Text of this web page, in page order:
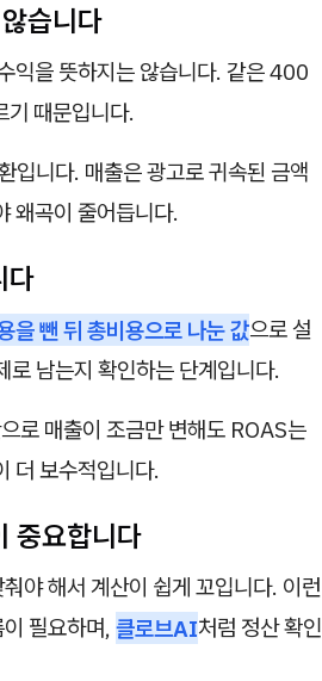
습니다
익을 뜻하지는 않습니다. 같은 400
기 때문입니다.
입니다. 매출은 광고로 귀속된 금액
왜곡이 줄어듭니다.
다
을 뺀 뒤 총비용으로 나눈 값으로 설
남는지 확인하는 단계입니다.
로 매출이 조금만 변해도 ROAS는
더 보수적입니다.
중요합니다
야 해서 계산이 쉽게 꼬입니다. 이런
필요하며, 클로브AI처럼 정산 확인